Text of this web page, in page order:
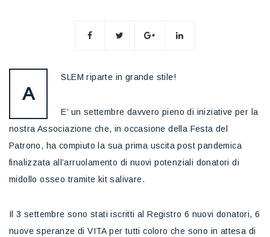
A
SLEM riparte in grande stile!
E’ un settembre davvero pieno di iniziative per la
nostra Associazione che, in occasione della Festa del
Patrono, ha compiuto la sua prima uscita post pandemica
finalizzata all’arruolamento di nuovi potenziali donatori di
midollo osseo tramite kit salivare.
Il 3 settembre sono stati iscritti al Registro 6 nuovi donatori, 6
nuove speranze di VITA per tutti coloro che sono in attesa di